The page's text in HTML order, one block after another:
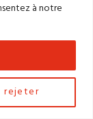
à notre
rejeter
Sites